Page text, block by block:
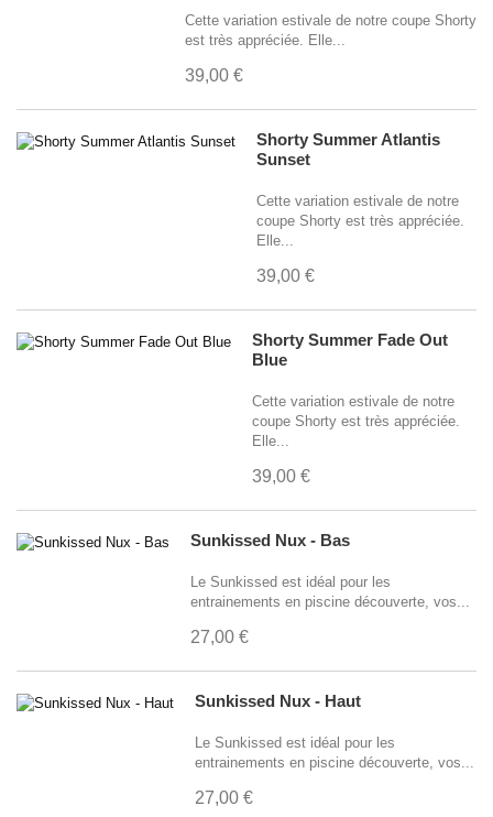
12 ans (1)
Cette variation estivale de notre coupe Shorty
est très appréciée. Elle...
39,00 €
Shorty Summer Atlantis
Sunset
Cette variation estivale de notre
coupe Shorty est très appréciée.
Elle...
39,00 €
Shorty Summer Fade Out
Blue
Cette variation estivale de notre
coupe Shorty est très appréciée.
Elle...
39,00 €
Sunkissed Nux - Bas
Le Sunkissed est idéal pour les
entrainements en piscine découverte, vos...
27,00 €
Sunkissed Nux - Haut
Le Sunkissed est idéal pour les
entrainements en piscine découverte, vos...
27,00 €